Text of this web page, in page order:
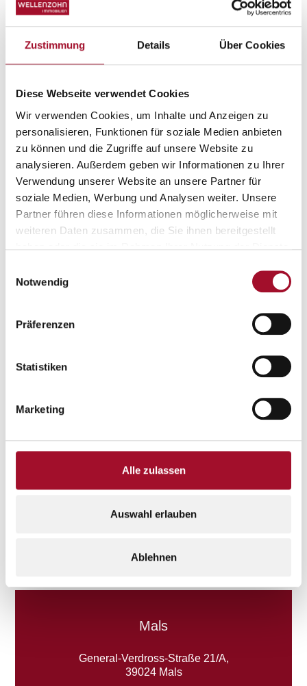
Zustimmung Details Über Cookies
Diese Webseite verwendet Cookies
Wir verwenden Cookies, um Inhalte und Anzeigen zu
personalisieren, Funktionen für soziale Medien anbieten
zu können und die Zugriffe auf unsere Website zu
analysieren. Außerdem geben wir Informationen zu Ihrer
Verwendung unserer Website an unsere Partner für
soziale Medien, Werbung und Analysen weiter. Unsere
Partner führen diese Informationen möglicherweise mit
weiteren Daten zusammen, die Sie ihnen bereitgestellt
Notwendig
Präferenzen
Statistiken
Marketing
Alle zulassen
Auswahl erlauben
Ablehnen
Map Satellite
Mals
General-Verdross-Straße 21/A,
39024 Mals